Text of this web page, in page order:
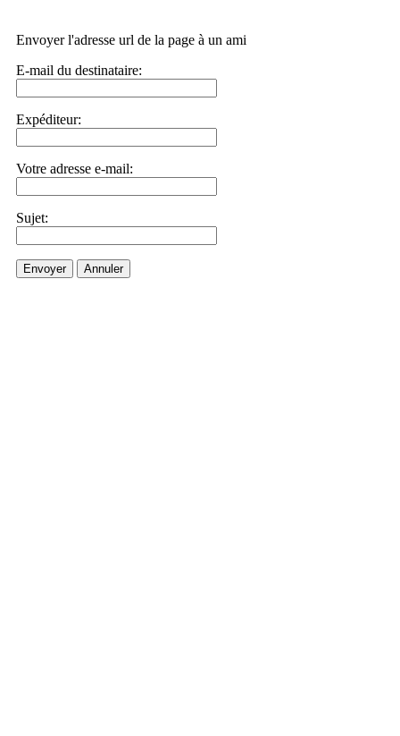
Envoyer l'adresse url de la page à un ami
E-mail du destinataire:
Expéditeur:
Votre adresse e-mail:
Sujet:
Envoyer Annuler